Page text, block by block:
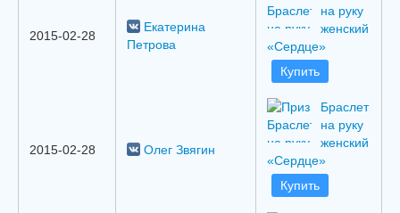
2015-02-28
Екатерина
Петрова
на руку
женский
«Сердце»
Купить
2015-02-28 Олег Звягин
Браслет
на руку
женский
«Сердце»
Купить